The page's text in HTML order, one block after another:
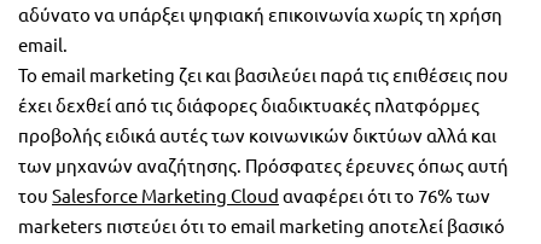
αδύνατο να υπάρξει ψηφιακή επικοινωνία χωρίς τη χρήση
email.
Το email marketing ζει και βασιλεύει παρά τις επιθέσεις που
έχει δεχθεί από τις διάφορες διαδικτυακές πλατφόρμες
προβολής ειδικά αυτές των κοινωνικών δικτύων αλλά και
των μηχανών αναζήτησης. Πρόσφατες έρευνες όπως αυτή
του Salesforce Marketing Cloud αναφέρει ότι το 76% των
marketers πιστεύει ότι το email marketing αποτελεί βασικό